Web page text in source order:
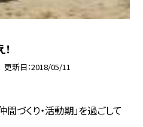
更新日 2018/05/11
づくり・活動期」を過ごして